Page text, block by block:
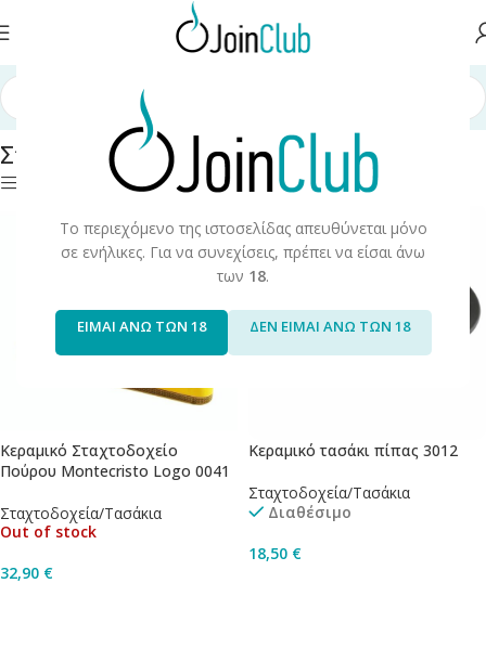
Το περιεχόμενο της ιστοσελίδας απευθύνεται μόνο
σε ενήλικες. Για να συνεχίσεις, πρέπει να είσαι άνω
των 18.
ΕΙΜΑΙ ΑΝΩ ΤΩΝ 18 ΔΕΝ ΕΙΜΑΙ ΑΝΩ ΤΩΝ 18
Καπνού Προϊόντα Καπνού & Αξεσουάρ Σταχτοδοχεία/Τασάκια
Σταχτοδοχεία/Τασάκια
Κεραμικό Σταχτοδοχείο
Πούρου Montecristo Logo 0041
Σταχτοδοχεία/Τασάκια
Out of stock
32,90 €
Κεραμικό τασάκι πίπας 3012
Σταχτοδοχεία/Τασάκια
Διαθέσιμο
18,50 €